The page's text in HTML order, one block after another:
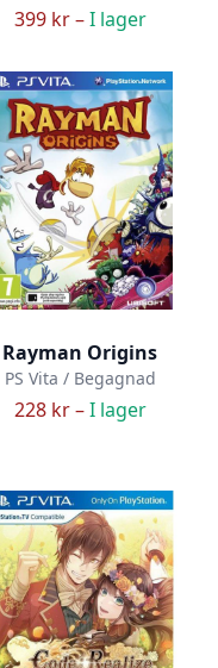
399 kr –I lager
Rayman Origins
PS Vita / Begagnad
228 kr –I lager